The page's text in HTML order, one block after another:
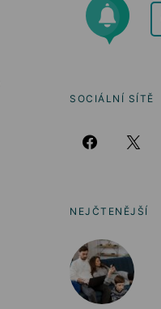
SOCIÁLNÍ SÍTĚ
NEJČTENĚJŠÍ